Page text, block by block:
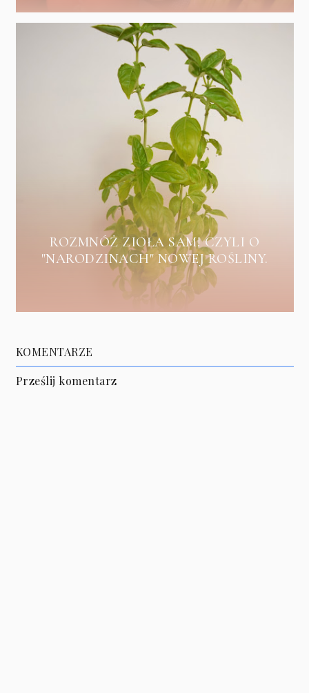
ROZMNÓŻ ZIOŁA SAM! CZYLI O
"NARODZINACH" NOWEJ ROŚLINY.
KOMENTARZE
Prześlij komentarz